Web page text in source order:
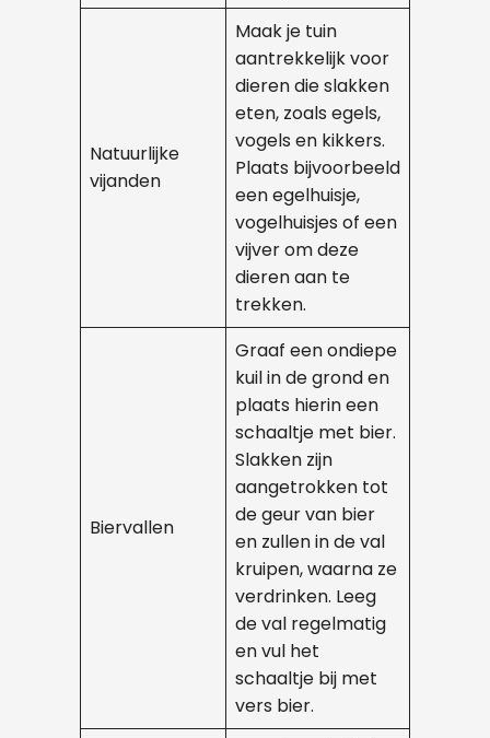
Natuurlijke
vijanden
Maak je tuin
aantrekkelijk voor
dieren die slakken
eten, zoals egels,
vogels en kikkers.
Plaats bijvoorbeeld
een egelhuisje,
vogelhuisjes of een
vijver om deze
dieren aan te
trekken.
Biervallen
Graaf een ondiepe
kuil in de grond en
plaats hierin een
schaaltje met bier.
Slakken zijn
aangetrokken tot
de geur van bier
en zullen in de val
kruipen, waarna ze
verdrinken. Leeg
de val regelmatig
en vul het
schaaltje bij met
vers bier.